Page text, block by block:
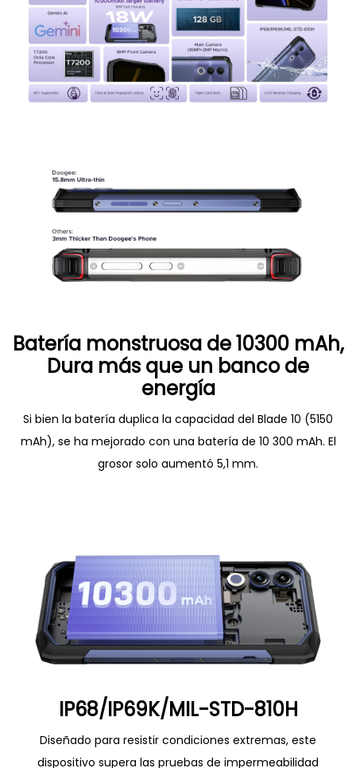
Batería monstruosa de 10300 mAh,
Dura más que un banco de
energía
Si bien la batería duplica la capacidad del Blade 10 (5150
mAh), se ha mejorado con una batería de 10 300 mAh. El
grosor solo aumentó 5,1 mm.
IP68/IP69K/MIL-STD-810H
Diseñado para resistir condiciones extremas, este
dispositivo supera las pruebas de impermeabilidad